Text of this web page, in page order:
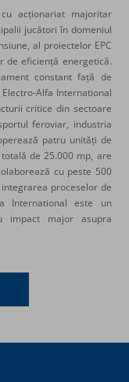
acționariat majoritar
jucători în domeniul
al proiectelor EPC
de eficiență energetică.
constant față de
Alfa International
critice din sectoare
feroviar, industria
patru unități de
de 25.000 mp, are
cu peste 500
proceselor de
International este un
impact major asupra